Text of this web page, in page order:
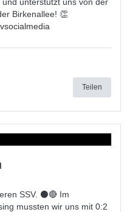
Birkenallee! 👏
Teilen
SSV. ⚫🔴 Im
mussten wir uns mit 0:2